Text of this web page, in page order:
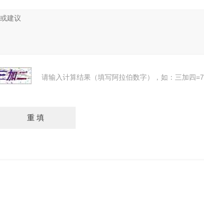
请输入计算结果（填写阿拉伯数字），如：三加四=7